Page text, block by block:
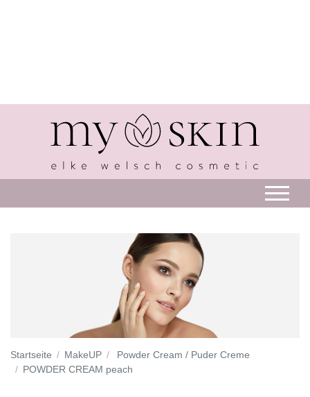
Startseite MakeUP
Powder Cream / Puder Creme
POWDER CREAM peach